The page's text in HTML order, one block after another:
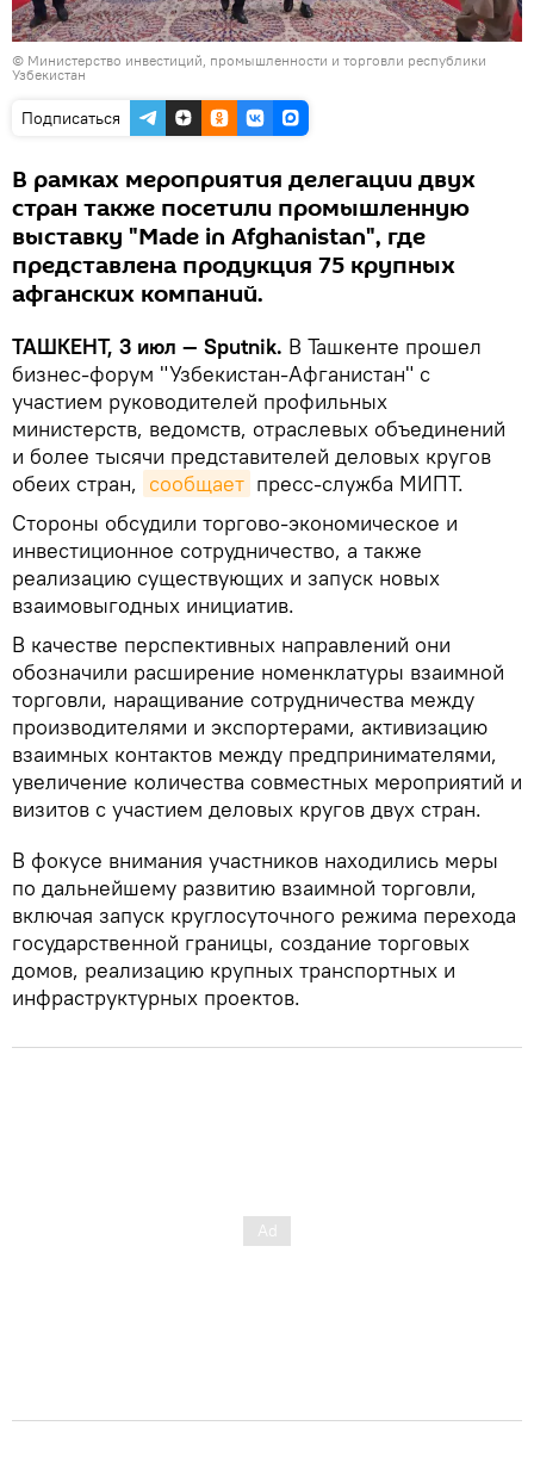
© Министерство инвестиций, промышленности и торговли республики
Узбекистан
Подписаться
В рамках мероприятия делегации двух
стран также посетили промышленную
выставку "Made in Afghanistan", где
представлена продукция 75 крупных
афганских компаний.
ТАШКЕНТ, 3 июл — Sputnik. В Ташкенте прошел
бизнес-форум "Узбекистан-Афганистан" с
участием руководителей профильных
министерств, ведомств, отраслевых объединений
и более тысячи представителей деловых кругов
обеих стран, сообщает пресс-служба МИПТ.
Стороны обсудили торгово-экономическое и
инвестиционное сотрудничество, а также
реализацию существующих и запуск новых
взаимовыгодных инициатив.
В качестве перспективных направлений они
обозначили расширение номенклатуры взаимной
торговли, наращивание сотрудничества между
производителями и экспортерами, активизацию
взаимных контактов между предпринимателями,
увеличение количества совместных мероприятий и
визитов с участием деловых кругов двух стран.
В фокусе внимания участников находились меры
по дальнейшему развитию взаимной торговли,
включая запуск круглосуточного режима перехода
государственной границы, создание торговых
домов, реализацию крупных транспортных и
инфраструктурных проектов.